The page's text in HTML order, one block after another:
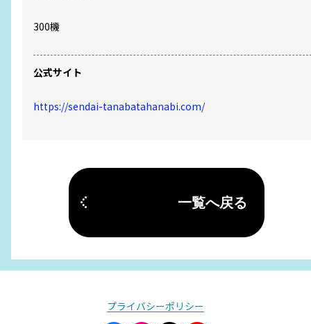
300機
公式サイト
https://sendai-tanabatahanabi.com/
一覧へ戻る
プライバシーポリシー